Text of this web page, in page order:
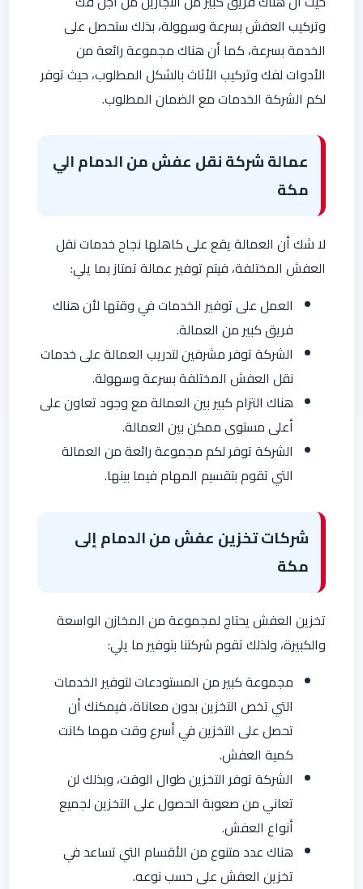
وتركيب العفش بسرعة وسهولة، بذلك ستحصل على
الخدمة بسرعة، كما أن هناك مجموعة رائعة من
الأدوات لفك وتركيب الأثاث بالشكل المطلوب، حيث توفر
لكم الشركة الخدمات مع الضمان المطلوب.
عمالة شركة نقل عفش من الدمام الي
مكة
لا شك أن العمالة يقع على كاهلها نجاح خدمات نقل
العفش المختلفة، فيتم توفير عمالة تمتاز بما يلي:
العمل على توفير الخدمات في وقتها لأن هناك
فريق كبير من العمالة.
الشركة توفر مشرفين لتدريب العمالة على خدمات
نقل العفش المختلفة بسرعة وسهولة.
هناك التزام كبير بين العمالة مع وجود تعاون على
أعلى مستوى ممكن بين العمالة.
الشركة توفر لكم مجموعة رائعة من العمالة
التي تقوم بتقسيم المهام فيما بينها.
شركات تخزين عفش من الدمام إلى
مكة
تخزين العفش يحتاج لمجموعة من المخازن الواسعة
والكبيرة، ولذلك تقوم شركتنا بتوفير ما يلي:
مجموعة كبير من المستودعات لتوفير الخدمات
التي تخص التخزين بدون معاناة، فيمكنك أن
تحصل على التخزين في أسرع وقت مهما كانت
كمية العفش.
الشركة توفر التخزين طوال الوقت، وبذلك لن
تعاني من صعوبة الحصول على التخزين لجميع
أنواع العفش.
هناك عدد متنوع من الأقسام التي تساعد في
تخزين العفش على حسب نوعه.